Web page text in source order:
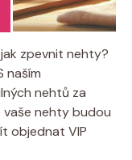
zpevnit nehty?
naším
nehtů za
vaše nehty budou
objednat VIP